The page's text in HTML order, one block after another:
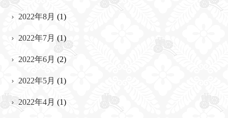
2022年8月 (1)
2022年7月 (1)
2022年6月 (2)
2022年5月 (1)
2022年4月 (1)